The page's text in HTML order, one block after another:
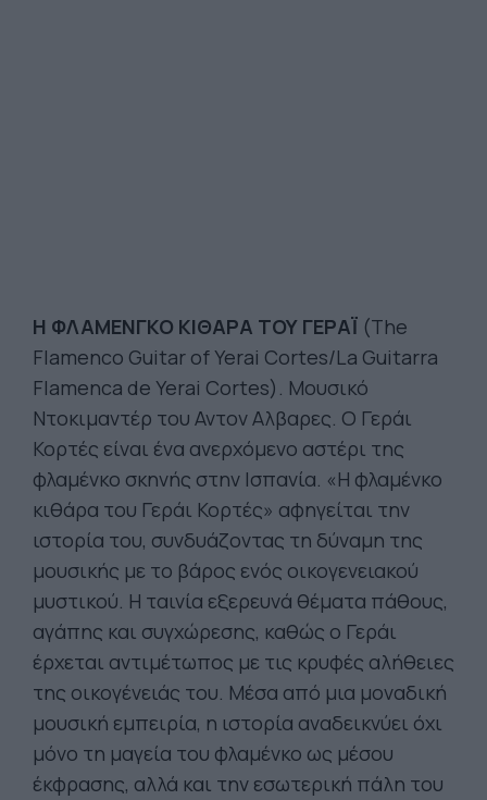
Η ΦΛΑΜΕΝΓΚΟ ΚΙΘΑΡΑ ΤΟΥ ΓΕΡΑΪ (The
Flamenco Guitar of Yerai Cortes/La Guitarra
Flamenca de Yerai Cortes). Μουσικό
Ντοκιμαντέρ του Αντον Αλβαρες. Ο Γεράι
Κορτές είναι ένα ανερχόμενο αστέρι της
φλαμένκο σκηνής στην Ισπανία. «Η φλαμένκο
κιθάρα του Γεράι Κορτές» αφηγείται την
ιστορία του, συνδυάζοντας τη δύναμη της
μουσικής με το βάρος ενός οικογενειακού
μυστικού. Η ταινία εξερευνά θέματα πάθους,
αγάπης και συγχώρεσης, καθώς ο Γεράι
έρχεται αντιμέτωπος με τις κρυφές αλήθειες
της οικογένειάς του. Μέσα από μια μοναδική
μουσική εμπειρία, η ιστορία αναδεικνύει όχι
μόνο τη μαγεία του φλαμένκο ως μέσου
έκφρασης, αλλά και την εσωτερική πάλη του